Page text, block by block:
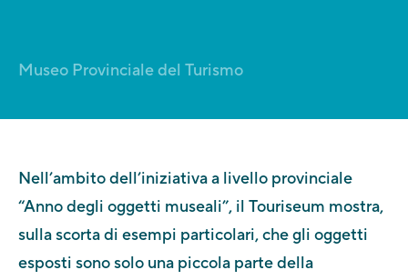
Museo Provinciale del Turismo
Nell’ambito dell’iniziativa a livello provinciale
“Anno degli oggetti museali”, il Touriseum mostra,
sulla scorta di esempi particolari, che gli oggetti
esposti sono solo una piccola parte della